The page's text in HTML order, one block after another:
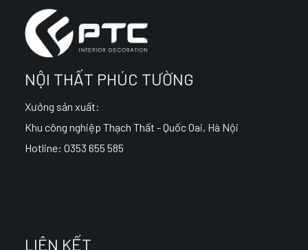
NỘI THẤT PHÚC TƯỜNG
Xưởng sản xuất:
Khu công nghiệp Thạch Thất - Quốc Oai, Hà Nội
Hotline: 0353 655 585
LIÊN KẾT